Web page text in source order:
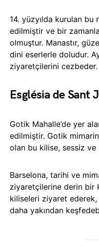
14. yüzyılda kurulan bu
edilmiştir ve bir
olmuştur. Manastır,
dini eserlerle doludur.
ziyaretçilerini cezbeder.
Església de Sant
Gotik Mahalle’de yer
edilmiştir. Gotik
olan bu kilise, sessiz
Barselona, tarihi ve
ziyaretçilerine derin bir
kiliseleri ziyaret ederek,
daha yakından